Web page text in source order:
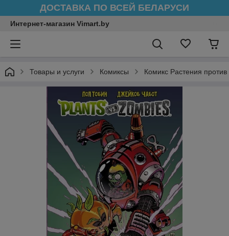
ДОСТАВКА ПО ВСЕЙ БЕЛАРУСИ
Интернет-магазин Vimart.by
Товары и услуги Комиксы Комикс Растения